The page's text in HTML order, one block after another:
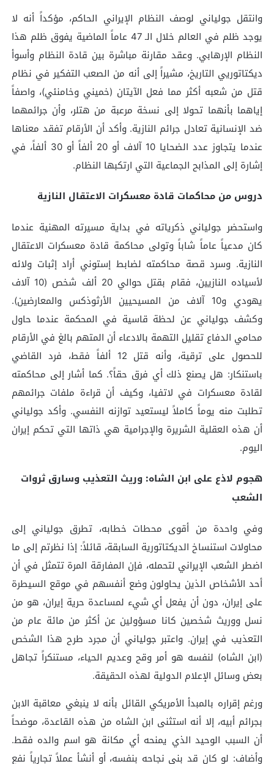
وانتقل جولياني لوصف النظام الإيراني الحاكم، مؤكداً أنه لا
يوجد ظلم في العالم خلال الـ 47 عاماً الماضية يفوق ظلم هذا
النظام الإرهابي. وعقد مقارنة مباشرة بين قادة النظام وأسوأ
ديكتاتوريي التاريخ، مشيراً إلى أنه من الصعب التفكير في نظام
قتل من شعبه أكثر مما فعل الآيتان (خميني وخامنئي)، واصفاً
إياهما بأنهما تحولا إلى نسخة مرعبة من هتلر، وأن جرائمهما
ضد الإنسانية تعادل جرائم النازية. وأكد أن الأرقام تفقد معناها
عندما يتجاوز عدد الضحايا 10 آلاف أو 20 ألفاً أو 30 ألفاً، في
إشارة إلى المذابح الجماعية التي ارتكبها النظام.
دروس من محاكمات قادة معسكرات الاعتقال النازية
واستحضر جولياني ذكرياته في بداية مسيرته المهنية عندما
كان مدعياً عاماً شاباً وتولى محاكمة قادة معسكرات الاعتقال
النازية. وسرد قصة محاكمته لضابط إستوني أراد إثبات ولائه
لأسياده النازيين، فقام بقتل حوالي 20 ألف شخص (10 آلاف
يهودي و10 آلاف من المسيحيين الأرثوذكس والمعارضين).
وكشف جولياني عن لحظة قاسية في المحكمة عندما حاول
محامي الدفاع تقليل التهمة بالادعاء أن المتهم بالغ في الأرقام
للحصول على ترقية، وأنه قتل 12 ألفاً فقط، فرد القاضي
باستنكار: هل يصنع ذلك أي فرق حقاً؟. كما أشار إلى محاكمته
لقادة معسكرات في لاتفيا، وكيف أن قراءة ملفات جرائمهم
تطلبت منه يوماً كاملاً ليستعيد توازنه النفسي. وأكد جولياني
أن هذه العقلية الشريرة والإجرامية هي ذاتها التي تحكم إيران
اليوم.
هجوم لاذع على ابن الشاه: وريث التعذيب وسارق ثروات
الشعب
وفي واحدة من أقوى محطات خطابه، تطرق جولياني إلى
محاولات استنساخ الديكتاتورية السابقة، قائلاً: إذا نظرتم إلى ما
اضطر الشعب الإيراني لتحمله، فإن المفارقة المرة تتمثل في أن
أحد الأشخاص الذين يحاولون وضع أنفسهم في موقع السيطرة
على إيران، دون أن يفعل أي شيء لمساعدة حرية إيران، هو من
نسل ووريث شخصين كانا مسؤولين عن أكثر من مائة عام من
التعذيب في إيران. واعتبر جولياني أن مجرد طرح هذا الشخص
(ابن الشاه) لنفسه هو أمر وقح وعديم الحياء، مستنكراً تجاهل
بعض وسائل الإعلام الدولية لهذه الحقيقة.
ورغم إقراره بالمبدأ الأمريكي القائل بأنه لا ينبغي معاقبة الابن
بجرائم أبيه، إلا أنه استثنى ابن الشاه من هذه القاعدة، موضحاً
أن السبب الوحيد الذي يمنحه أي مكانة هو اسم والده فقط.
وأضاف: لو كان قد بنى نجاحه بنفسه، أو أنشأ عملاً تجارياً نفع